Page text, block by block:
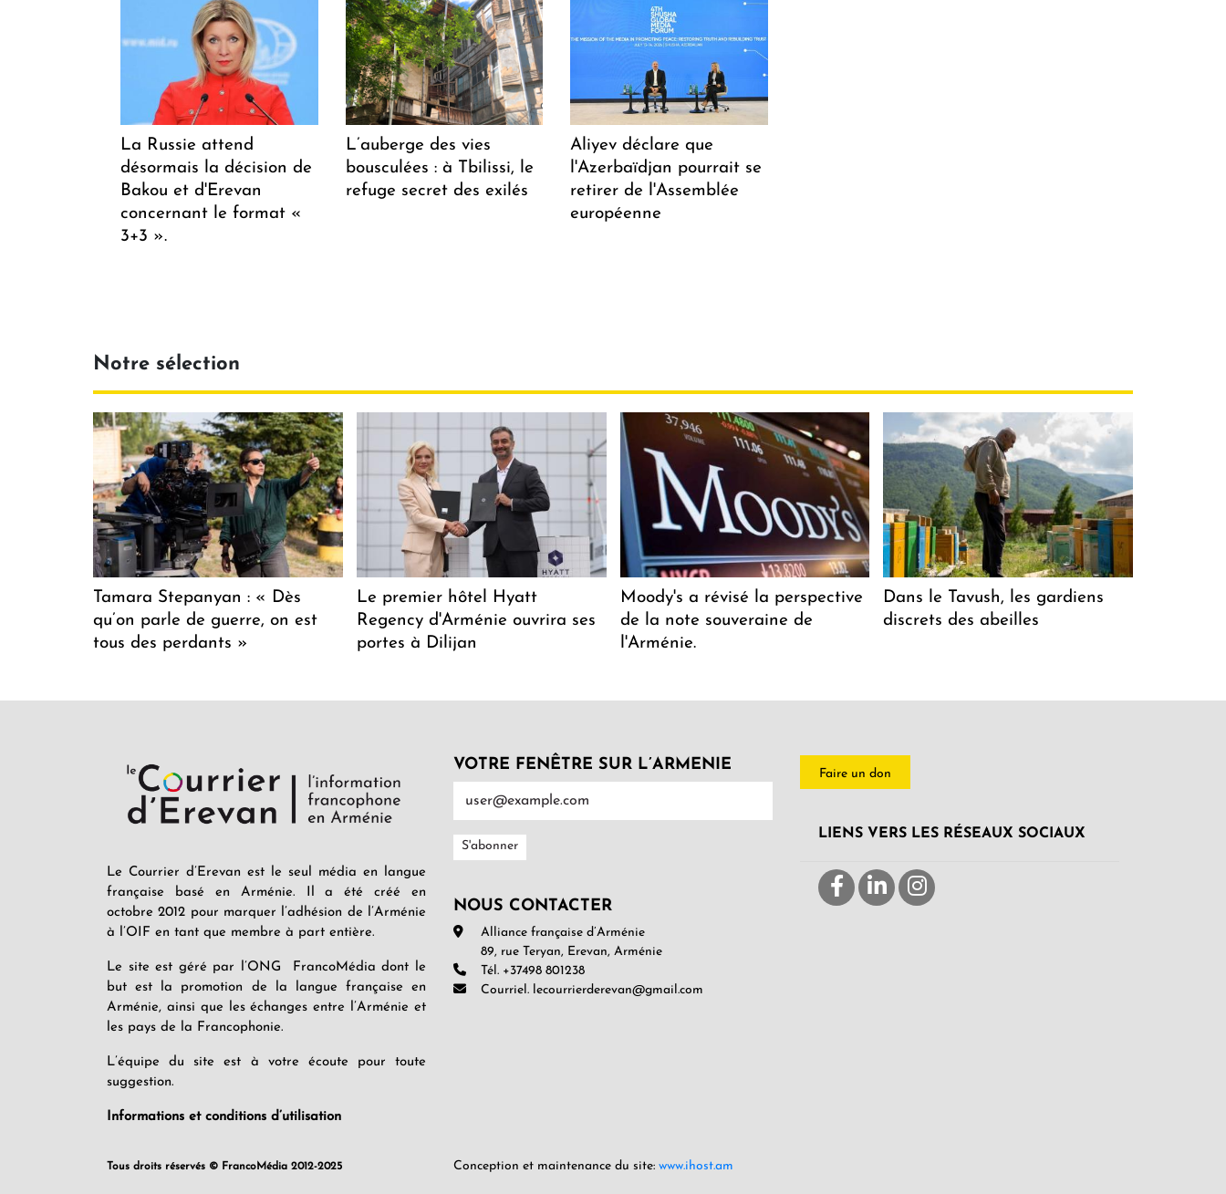
La Russie attend
désormais la décision de
Bakou et d'Erevan
concernant le format «
3+3 ».
L’auberge des vies
bousculées : à Tbilissi, le
refuge secret des exilés
Aliyev déclare que
l'Azerbaïdjan pourrait se
retirer de l'Assemblée
européenne
Notre sélection
Tamara Stepanyan : « Dès
qu’on parle de guerre, on est
tous des perdants »
Le premier hôtel Hyatt
Regency d'Arménie ouvrira ses
portes à Dilijan
Moody's a révisé la perspective
de la note souveraine de
l'Arménie.
Dans le Tavush, les gardiens
discrets des abeilles
Le Courrier d’Erevan est le seul média en langue
française basé en Arménie. Il a été créé en
octobre 2012 pour marquer l’adhésion de l’Arménie
à l’OIF en tant que membre à part entière.
Le site est géré par l’ONG FrancoMédia dont le
but est la promotion de la langue française en
Arménie, ainsi que les échanges entre l’Arménie et
les pays de la Francophonie.
L’équipe du site est à votre écoute pour toute
suggestion.
Informations et conditions d’utilisation
Tous droits réservés © FrancoMédia 2012-2025
VOTRE FENÊTRE SUR L’ARMENIE
NOUS CONTACTER
Alliance française d’Arménie
89, rue Teryan, Erevan, Arménie
Tél. +37498 801238
Courriel. lecourrierderevan@gmail.com
Conception et maintenance du site: www.ihost.am
Faire un don
LIENS VERS LES RÉSEAUX SOCIAUX